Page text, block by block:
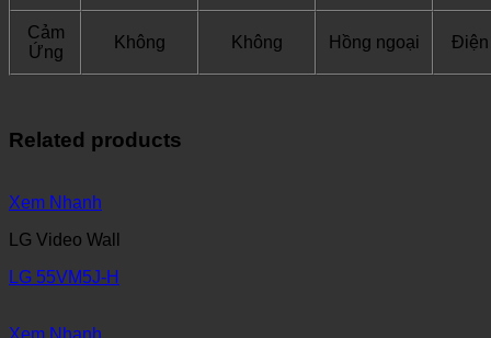
Cảm
Ứng
Không Không Hồng ngoại Điện
Related products
Xem Nhanh
LG Video Wall
LG 55VM5J-H
Xem Nhanh